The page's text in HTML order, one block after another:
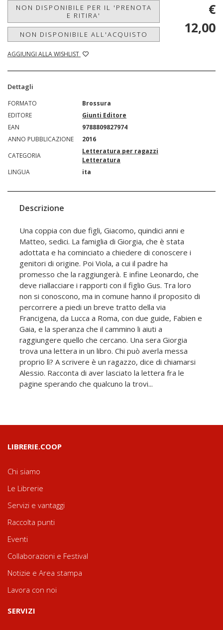
NON DISPONIBILE PER IL 'PRENOTA
E RITIRA'
NON DISPONIBILE ALL'ACQUISTO
AGGIUNGI ALLA WISHLIST
€
12,00
Dettagli
FORMATO
Brossura
EDITORE
Giunti Editore
EAN
9788809827974
ANNO PUBBLICAZIONE
2016
CATEGORIA
Letteratura per ragazzi
Letteratura
LINGUA
ita
Descrizione
Una coppia con due figli, Giacomo, quindici anni e
Matteo, sedici. La famiglia di Giorgia, che è stata
adottata e ha cominciato a chiedere di conoscere i
genitori di origine. Poi Viola, a cui il padre ha
promesso che la raggiungerà. E infine Leonardo, che
deve riallacciare i rapporti con il figlio Gus. Tra loro
non si conoscono, ma in comune hanno il proposito di
percorrere a piedi un breve tratto della via
Francigena, da Lucca a Roma, con due guide, Fabien e
Gaia, e la speranza che il cammino li aiuti a
raggiungere quello che cercano. Una sera Giorgia
trova una lettera in un libro. Chi può averla messa
proprio lì? A scrivere è un ragazzo, dice di chiamarsi
Alessio. Racconta di aver lasciato la lettera fra le
pagine sperando che qualcuno la trovi...
LIBRERIE.COOP
Chi siamo
Le Librerie
Servizi e vantaggi
Raccolta punti
Eventi
Collaborazioni e Festival
Notizie e Area stampa
Lavora con noi
SERVIZI